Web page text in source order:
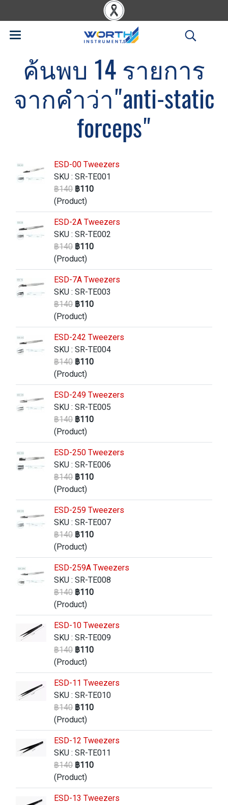
ค้นพบ 14 รายการ
จากคำว่า"anti-static
forceps"
ESD-00 Tweezers
SKU : SR-TE001
฿140 ฿110
(Product)
ESD-2A Tweezers
SKU : SR-TE002
฿140 ฿110
(Product)
ESD-7A Tweezers
SKU : SR-TE003
฿140 ฿110
(Product)
ESD-242 Tweezers
SKU : SR-TE004
฿140 ฿110
(Product)
ESD-249 Tweezers
SKU : SR-TE005
฿140 ฿110
(Product)
ESD-250 Tweezers
SKU : SR-TE006
฿140 ฿110
(Product)
ESD-259 Tweezers
SKU : SR-TE007
฿140 ฿110
(Product)
ESD-259A Tweezers
SKU : SR-TE008
฿140 ฿110
(Product)
ESD-10 Tweezers
SKU : SR-TE009
฿140 ฿110
(Product)
ESD-11 Tweezers
SKU : SR-TE010
฿140 ฿110
(Product)
ESD-12 Tweezers
SKU : SR-TE011
฿140 ฿110
(Product)
ESD-13 Tweezers